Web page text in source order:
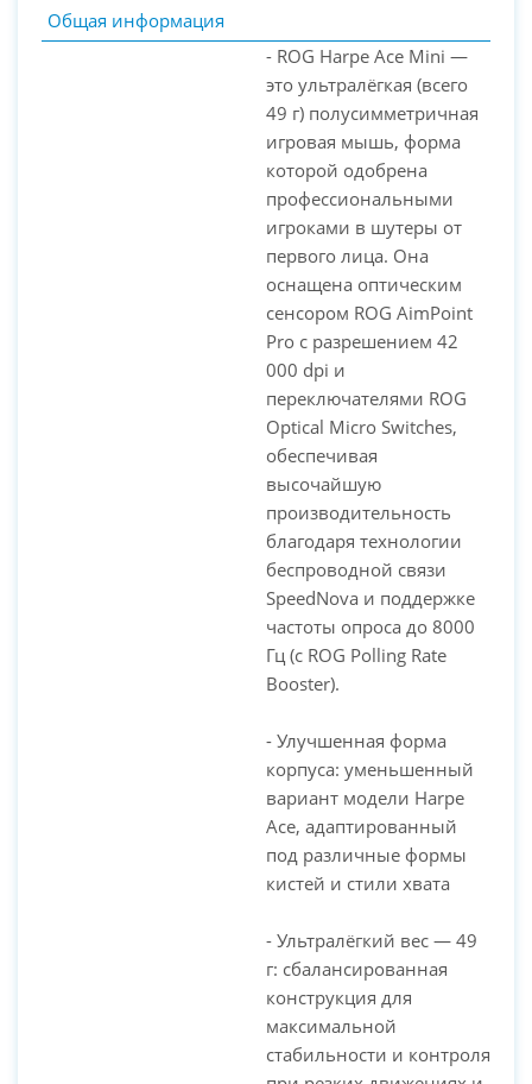
PC-Arena на карте Москвы — Яндекс Карты
Общая информация
- ROG Harpe Ace Mini —
это ультралёгкая (всего
49 г) полусимметричная
игровая мышь, форма
которой одобрена
профессиональными
игроками в шутеры от
первого лица. Она
оснащена оптическим
сенсором ROG AimPoint
Pro с разрешением 42
000 dpi и
переключателями ROG
Optical Micro Switches,
обеспечивая
высочайшую
производительность
благодаря технологии
беспроводной связи
SpeedNova и поддержке
частоты опроса до 8000
Гц (с ROG Polling Rate
Booster).
- Улучшенная форма
корпуса: уменьшенный
вариант модели Harpe
Ace, адаптированный
под различные формы
кистей и стили хвата
- Ультралёгкий вес — 49
г: сбалансированная
конструкция для
максимальной
стабильности и контроля